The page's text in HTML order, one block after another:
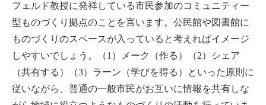
フェルド教授に発祥している市民参加のコミュニティー
型ものづくり拠点のことを言います。公民館や図書館に
ものづくりのスペースが入っていると考えればイメージ
しやすいでしょう。（1）メーク（作る）（2）シェア
（共有する）（3）ラーン（学びを得る）といった原則に
従いながら、普通の一般市民がお互いに情報を共有しな